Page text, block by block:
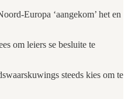
Europa ‘aangekom’ het en
om leiers se besluite te
steeds kies om te